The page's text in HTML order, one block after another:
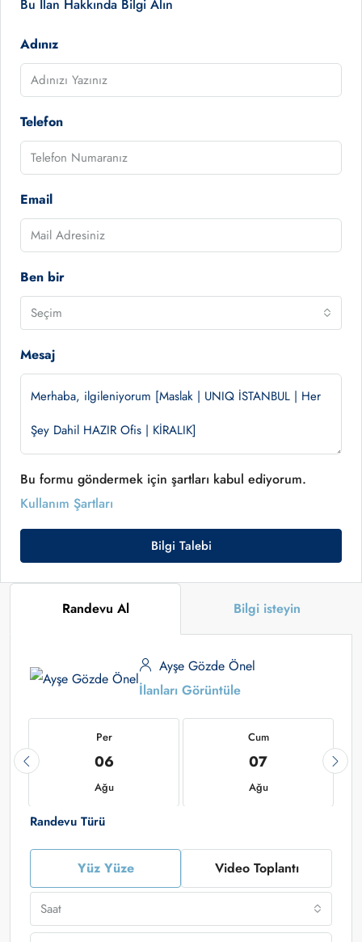
Bu İlan Hakkında Bilgi Alın
Adınız
Telefon
Email
Ben bir
Seçim
Mesaj
Bu formu göndermek için şartları kabul ediyorum.
Kullanım Şartları
Bilgi Talebi
Randevu Al Bilgi isteyin
Ayşe Gözde Önel
İlanları Görüntüle
Per
06
Ağu
Cum
07
Ağu
Randevu Türü
Yüz Yüze Video Toplantı
Saat